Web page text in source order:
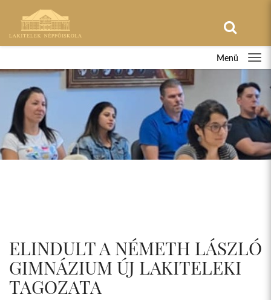
Menü
ELINDULT A NÉMETH LÁSZLÓ
GIMNÁZIUM ÚJ LAKITELEKI
TAGOZATA